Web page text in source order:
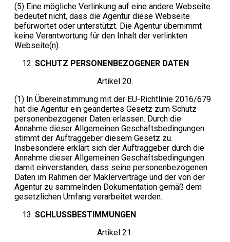
(5) Eine mögliche Verlinkung auf eine andere Webseite
bedeutet nicht, dass die Agentur diese Webseite
befürwortet oder unterstützt. Die Agentur übernimmt
keine Verantwortung für den Inhalt der verlinkten
Webseite(n).
SCHUTZ PERSONENBEZOGENER DATEN
Artikel 20.
(1) In Übereinstimmung mit der EU-Richtlinie 2016/679
hat die Agentur ein geändertes Gesetz zum Schutz
personenbezogener Daten erlassen. Durch die
Annahme dieser Allgemeinen Geschäftsbedingungen
stimmt der Auftraggeber diesem Gesetz zu.
Insbesondere erklärt sich der Auftraggeber durch die
Annahme dieser Allgemeinen Geschäftsbedingungen
damit einverstanden, dass seine personenbezogenen
Daten im Rahmen der Maklerverträge und der von der
Agentur zu sammelnden Dokumentation gemäß dem
gesetzlichen Umfang verarbeitet werden.
SCHLUSSBESTIMMUNGEN
Artikel 21.